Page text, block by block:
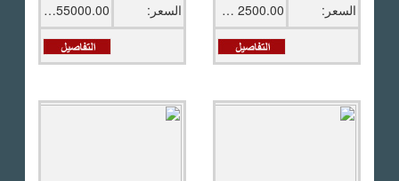
السعر:
2500.00 دولار امريكى
السعر:
55000.00 ج.م